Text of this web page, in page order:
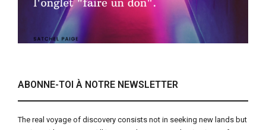
ABONNE-TOI À NOTRE NEWSLETTER
The real voyage of discovery consists not in seeking new lands but